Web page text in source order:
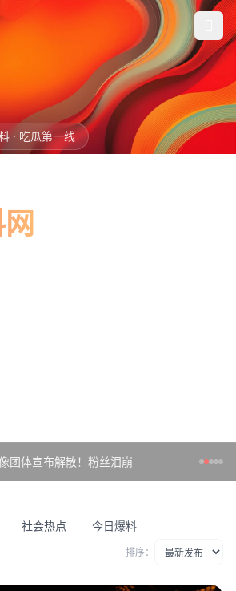
· 吃瓜第一线
团体宣布解散！粉丝泪崩
社会热点 今日爆料
排序：